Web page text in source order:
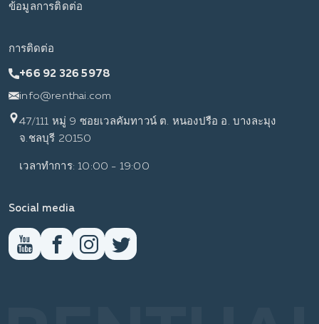
ข้อมูลการติดต่อ
การติดต่อ
+66 92 326 5978
info@renthai.com
47/111 หมู่ 9 ซอยเวลคัมทาวน์ ต. หนองปรือ อ. บางละมุง
จ.ชลบุรี 20150
เวลาทำการ: 10:00 - 19:00
Social media